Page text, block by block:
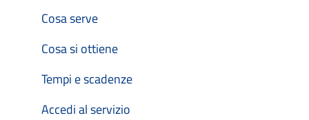
Cosa serve
Cosa si ottiene
Tempi e scadenze
Accedi al servizio